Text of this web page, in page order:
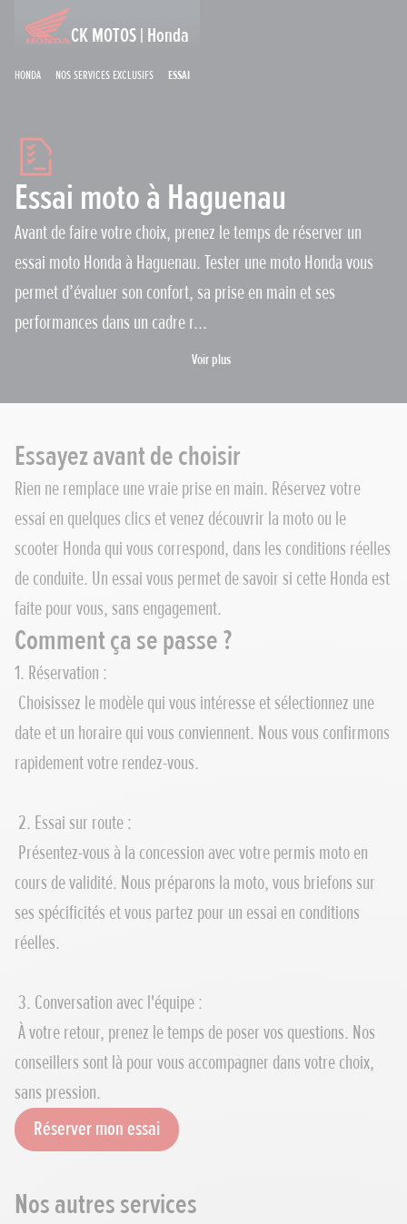
CK MOTOS | Honda
Honda Nos services exclusifs Essai
Essai moto à Haguenau
Avant de faire votre choix, prenez le temps de réserver un
essai moto Honda à Haguenau. Tester une moto Honda vous
permet d’évaluer son confort, sa prise en main et ses
performances dans un cadre r...
Voir plus
Essayez avant de choisir
Rien ne remplace une vraie prise en main. Réservez votre
essai en quelques clics et venez découvrir la moto ou le
scooter Honda qui vous correspond, dans les conditions réelles
de conduite. Un essai vous permet de savoir si cette Honda est
faite pour vous, sans engagement.
Comment ça se passe ?
1. Réservation :
Choisissez le modèle qui vous intéresse et sélectionnez une
date et un horaire qui vous conviennent. Nous vous confirmons
rapidement votre rendez-vous.
2. Essai sur route :
Présentez-vous à la concession avec votre permis moto en
cours de validité. Nous préparons la moto, vous briefons sur
ses spécificités et vous partez pour un essai en conditions
réelles.
3. Conversation avec l'équipe :
À votre retour, prenez le temps de poser vos questions. Nos
conseillers sont là pour vous accompagner dans votre choix,
sans pression.
Réserver mon essai
Nos autres services